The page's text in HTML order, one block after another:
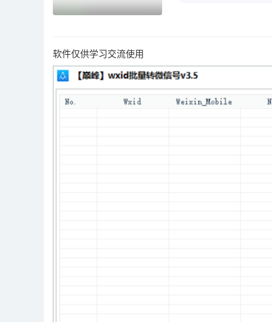
软件仅供学习交流使用